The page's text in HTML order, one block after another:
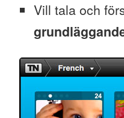
Vill tala och